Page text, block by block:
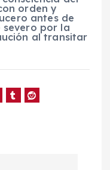
orden y
antes de
severo por la
al transitar